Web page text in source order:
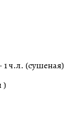
ч.л. (сушеная)
)